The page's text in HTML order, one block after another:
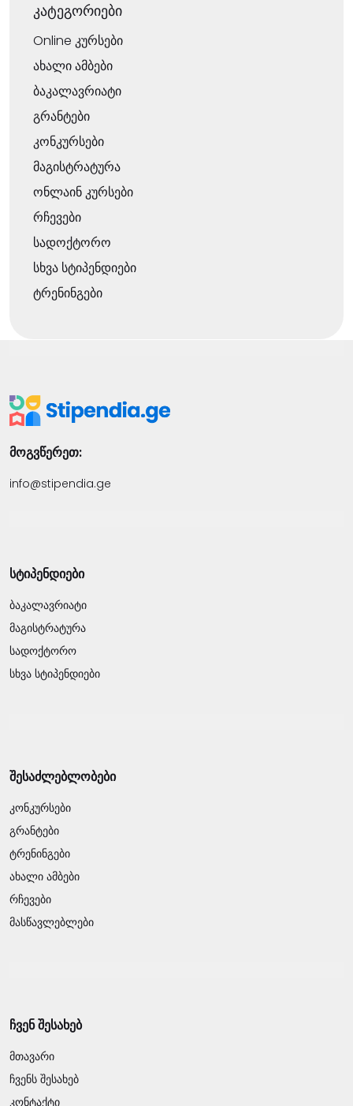
კატეგორიები
Online კურსები
ახალი ამბები
ბაკალავრიატი
გრანტები
კონკურსები
მაგისტრატურა
ონლაინ კურსები
რჩევები
სადოქტორო
სხვა სტიპენდიები
ტრენინგები
მოგვწერეთ:
info@stipendia.ge
სტიპენდიები
ბაკალავრიატი
მაგისტრატურა
სადოქტორო
სხვა სტიპენდიები
შესაძლებლობები
კონკურსები
გრანტები
ტრენინგები
ახალი ამბები
რჩევები
მასწავლებლები
ჩვენ შესახებ
მთავარი
ჩვენს შესახებ
კონტაქტი